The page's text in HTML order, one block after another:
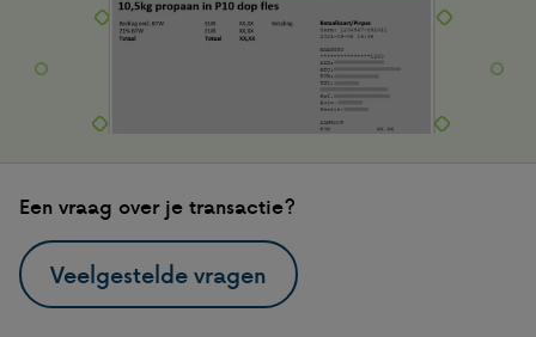
Een vraag over je transactie?
Veelgestelde vragen